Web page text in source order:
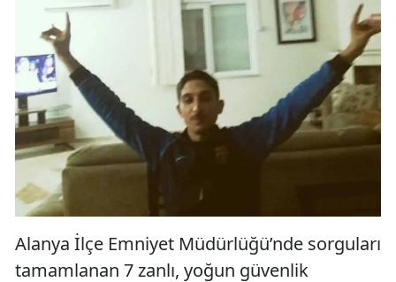
Alanya İlçe Emniyet Müdürlüğü’nde sorguları
tamamlanan 7 zanlı, yoğun güvenlik